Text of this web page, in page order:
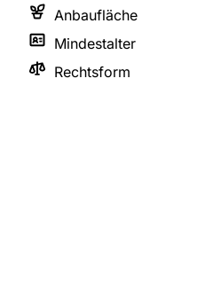
Anbaufläche
Mindestalter
Rechtsform